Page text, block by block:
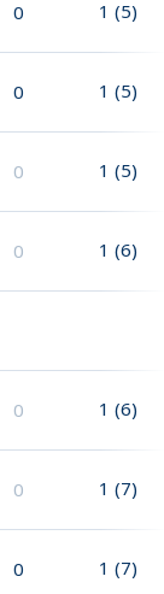
0 1 (5)
0 1 (5)
0 1 (5)
0 1 (6)
0 1 (6)
0 1 (7)
0 1 (7)